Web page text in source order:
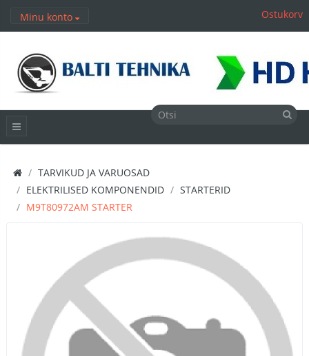
Minu konto Ostukorv
TARVIKUD JA VARUOSAD
ELEKTRILISED KOMPONENDID
STARTERID
M9T80972AM STARTER